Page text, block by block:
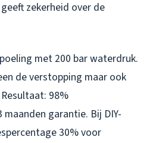
zekerheid over de
met 200 bar waterdruk.
de verstopping maar ook
98%
garantie. Bij DIY-
30% voor